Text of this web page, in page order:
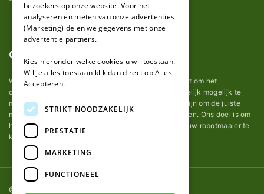
Over ons
Wij van robotmaaier-mesjes.nl doen ons uiterste best om het
onderhoud van robot grasmaaier mesjes zo gemakkelijk mogelijk te
maken. Uit ervaring merkten we hoe lastig het kan zijn om de juiste
messen voor een automatische grasmachine te vinden. Ons doel is om
het u makkelijk te maken om de goede mesjes voor uw robotmaaier te
kopen.
© 2026 Robotmaaier-mesjes.nl
bezoekers op onze website. Voor het
analyseren en meten van onze advertenties
(Marketing) delen we gegevens met onze
advertentie partners.
Kies hieronder welke cookies u wil toestaan.
Wil je alles toestaan klik dan direct op Alles
Accepteren.
STRIKT NOODZAKELIJK
PRESTATIE
MARKETING
FUNCTIONEEL